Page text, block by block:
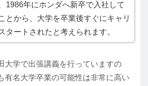
1986年にホンダへ新卒で入社して
とから、大学を卒業後すぐにキャリ
タートされたと考えられます。
大学で出張講義を行っていますの
有名大学卒業の可能性は非常に高い